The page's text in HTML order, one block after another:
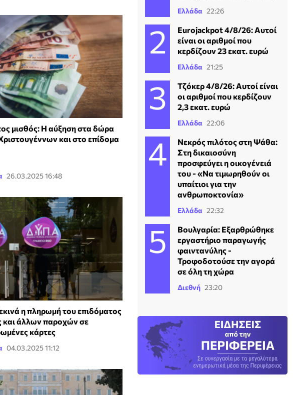
μισθός: Η αύξηση στα δώρα
και στο επίδομα
26.03.2025 16:48
η πληρωμή του επιδόματος
και άλλων παροχών σε
κάρτες
04.03.2025 11:12
Ελλάδα 22:26
Eurojackpot 4/8/26: Αυτοί
είναι οι αριθμοί που
κερδίζουν 23 εκατ. ευρώ
Ελλάδα 21:25
Τζόκερ 4/8/26: Αυτοί είναι
οι αριθμοί που κερδίζουν
2,3 εκατ. ευρώ
Ελλάδα 22:06
Νεκρός πιλότος στη Ψάθα:
Στη δικαιοσύνη
προσφεύγει η οικογένειά
του - «Να τιμωρηθούν οι
υπαίτιοι για την
ανθρωποκτονία»
Ελλάδα 22:32
Βουλγαρία: Εξαρθρώθηκε
εργαστήριο παραγωγής
φαιντανύλης -
Τροφοδοτούσε την αγορά
σε όλη τη χώρα
Διεθνή 23:20